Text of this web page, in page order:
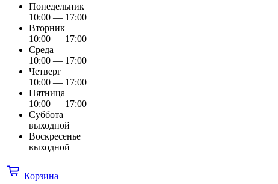
Понедельник
10:00 — 17:00
Вторник
10:00 — 17:00
Среда
10:00 — 17:00
Четверг
10:00 — 17:00
Пятница
10:00 — 17:00
Суббота
выходной
Воскресенье
выходной
Корзина